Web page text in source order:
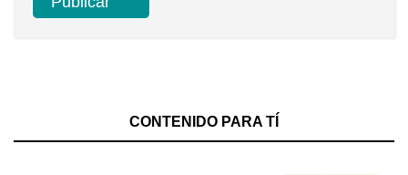
CONTENIDO PARA TÍ